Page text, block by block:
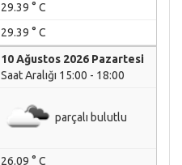
29.39 ° C
29.39 ° C
10 Ağustos 2026 Pazartesi
Saat Aralığı 15:00 - 18:00
parçalı bulutlu
26.09 ° C